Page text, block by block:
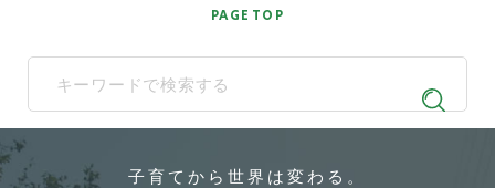
PAGE TOP
When autocomplete results are available use up and down
子育てから 世界は変わる。